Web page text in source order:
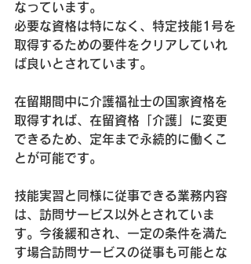
なっています。
必要な資格は特になく、特定技能1号を
取得するための要件をクリアしていれ
ば良いとされています。
在留期間中に介護福祉士の国家資格を
取得すれば、在留資格「介護」に変更
できるため、定年まで永続的に働くこ
とが可能です。
技能実習と同様に従事できる業務内容
は、訪問サービス以外とされていま
す。今後緩和され、一定の条件を満た
す場合訪問サービスの従事も可能とな